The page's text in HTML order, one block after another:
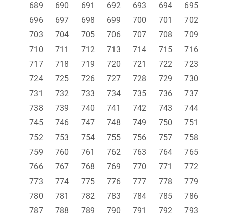
689
690 691 692 693 694
695
696
697 698 699 700 701
702
703
704 705 706 707 708
709
710
711 712 713 714 715
716
717
718 719 720 721 722
723
724
725 726 727 728 729
730
731
732 733 734 735 736
737
738
739 740 741 742 743
744
745
746 747 748 749 750
751
752
753 754 755 756 757
758
759
760 761 762 763 764
765
766
767 768 769 770 771
772
773
774 775 776 777 778
779
780
781 782 783 784 785
786
787
788 789 790 791 792
793